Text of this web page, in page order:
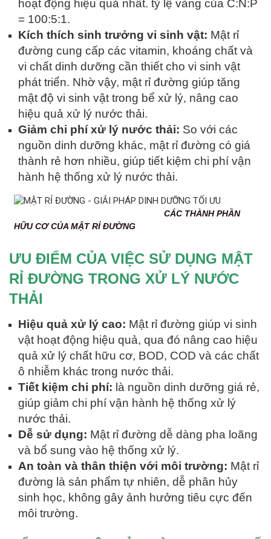
hoạt động hiệu quả nhất. tỷ lệ vàng của C:N:P
= 100:5:1.
Kích thích sinh trưởng vi sinh vật: Mật rỉ
đường cung cấp các vitamin, khoáng chất và
vi chất dinh dưỡng cần thiết cho vi sinh vật
phát triển. Nhờ vậy, mật rỉ đường giúp tăng
mật độ vi sinh vật trong bể xử lý, nâng cao
hiệu quả xử lý nước thải.
Giảm chi phí xử lý nước thải: So với các
nguồn dinh dưỡng khác, mật rỉ đường có giá
thành rẻ hơn nhiều, giúp tiết kiệm chi phí vận
hành hệ thống xử lý nước thải.
CÁC THÀNH PHẦN
HỮU CƠ CỦA MẬT RỈ ĐƯỜNG
ƯU ĐIỂM CỦA VIỆC SỬ DỤNG MẬT
RỈ ĐƯỜNG TRONG XỬ LÝ NƯỚC
THẢI
Hiệu quả xử lý cao: Mật rỉ đường giúp vi sinh
vật hoạt động hiệu quả, qua đó nâng cao hiệu
quả xử lý chất hữu cơ, BOD, COD và các chất
ô nhiễm khác trong nước thải.
Tiết kiệm chi phí: là nguồn dinh dưỡng giá rẻ,
giúp giảm chi phí vận hành hệ thống xử lý
nước thải.
Dễ sử dụng: Mật rỉ đường dễ dàng pha loãng
và bổ sung vào hệ thống xử lý.
An toàn và thân thiện với môi trường: Mật rỉ
đường là sản phẩm tự nhiên, dễ phân hủy
sinh học, không gây ảnh hưởng tiêu cực đến
môi trường.